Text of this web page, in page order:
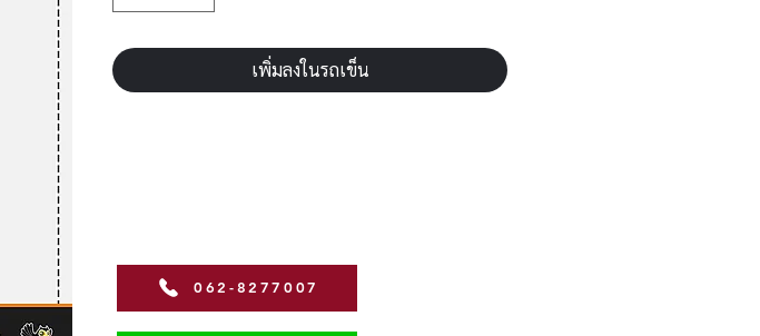
เพิ่มลงในรถเข็น
062-8277007